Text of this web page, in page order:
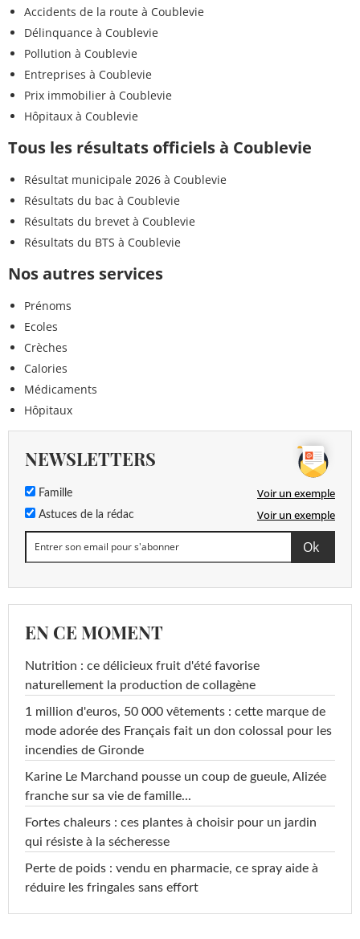
Accidents de la route à Coublevie
Délinquance à Coublevie
Pollution à Coublevie
Entreprises à Coublevie
Prix immobilier à Coublevie
Hôpitaux à Coublevie
Tous les résultats officiels à Coublevie
Résultat municipale 2026 à Coublevie
Résultats du bac à Coublevie
Résultats du brevet à Coublevie
Résultats du BTS à Coublevie
Nos autres services
Prénoms
Ecoles
Crèches
Calories
Médicaments
Hôpitaux
NEWSLETTERS
Famille Voir un exemple
Astuces de la rédac Voir un exemple
EN CE MOMENT
Nutrition : ce délicieux fruit d'été favorise
naturellement la production de collagène
1 million d'euros, 50 000 vêtements : cette marque de
mode adorée des Français fait un don colossal pour les
incendies de Gironde
Karine Le Marchand pousse un coup de gueule, Alizée
franche sur sa vie de famille...
Fortes chaleurs : ces plantes à choisir pour un jardin
qui résiste à la sécheresse
Perte de poids : vendu en pharmacie, ce spray aide à
réduire les fringales sans effort